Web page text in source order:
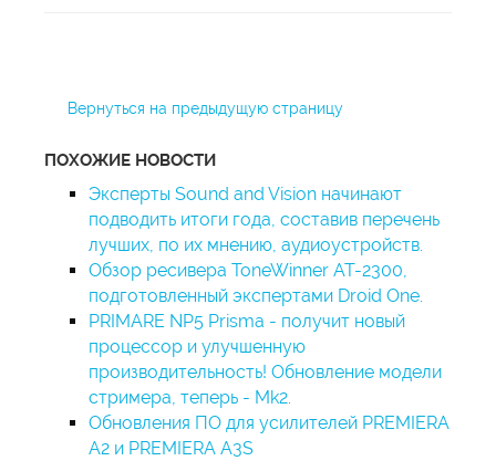
Вернуться на предыдущую страницу
ПОХОЖИЕ НОВОСТИ
Эксперты Sound and Vision начинают
подводить итоги года, составив перечень
лучших, по их мнению, аудиоустройств.
Обзор ресивера ToneWinner AT-2300,
подготовленный экспертами Droid One.
PRIMARE NP5 Prisma - получит новый
процессор и улучшенную
производительность! Обновление модели
стримера, теперь - Mk2.
Обновления ПО для усилителей PREMIERA
A2 и PREMIERA A3S